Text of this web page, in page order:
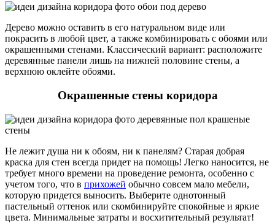
Дерево можно оставить в его натуральном виде или
покрасить в любой цвет, а также комбинировать с обоями или
окрашенными стенами. Классический вариант: расположите
деревянные панели лишь на нижней половине стены, а
верхнюю оклейте обоями.
Окрашенные стены коридора
Не лежит душа ни к обоям, ни к панелям? Старая добрая
краска для стен всегда придет на помощь! Легко наносится, не
требует много времени на проведение ремонта, особенно с
учетом того, что в прихожей обычно совсем мало мебели,
которую придется выносить. Выберите однотонный
пастельный оттенок или скомбинируйте спокойные и яркие
цвета. Минимальные затраты и восхитительный результат!